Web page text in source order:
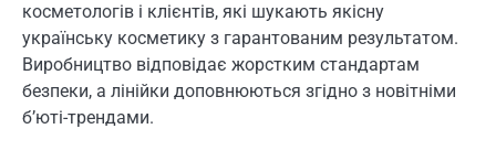
косметологів і клієнтів, які шукають якісну
українську косметику з гарантованим результатом.
Виробництво відповідає жорстким стандартам
безпеки, а лінійки доповнюються згідно з новітніми
б’юті-трендами.